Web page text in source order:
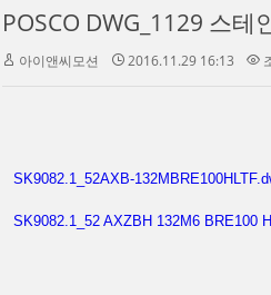
POSCO DWG_1129 스테
아이앤씨모션 2016.11.29 16:13
SK9082.1_52AXB-
SK9082.1_52 AXZBH 132M6 BRE100